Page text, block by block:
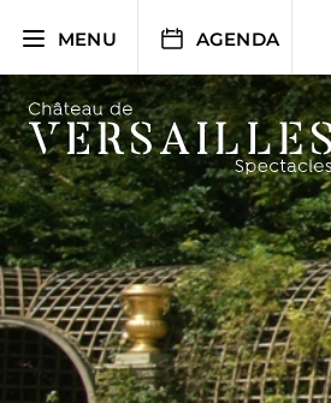
MENU AGENDA